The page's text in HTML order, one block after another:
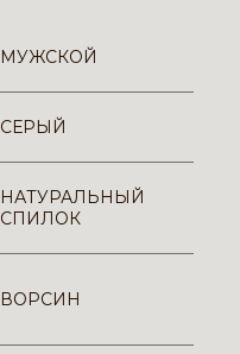
МУЖСКОЙ
СЕРЫЙ
НАТУРАЛЬНЫЙ
СПИЛОК
ВОРСИН